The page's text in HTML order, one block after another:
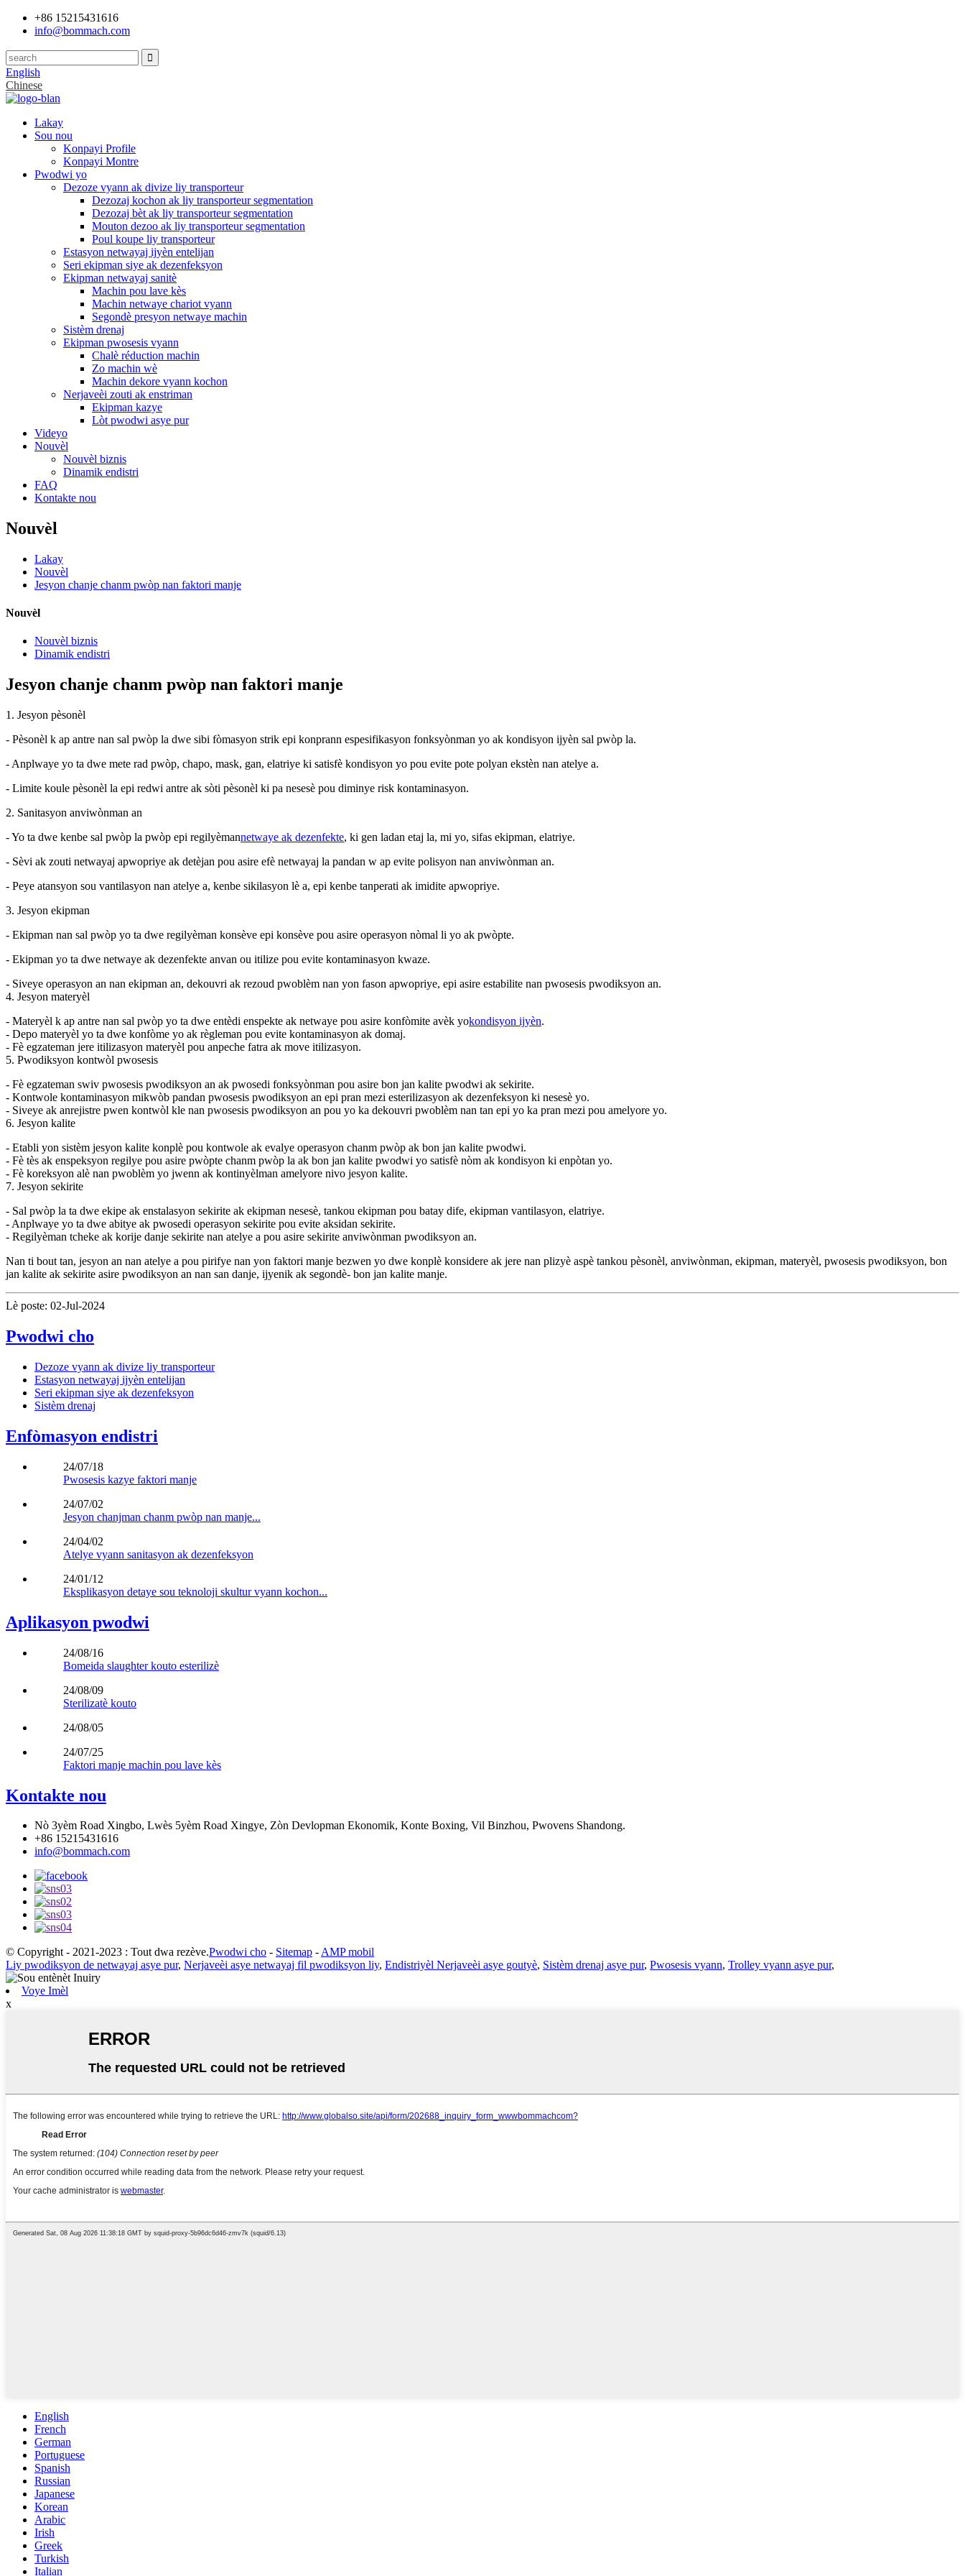
+86 15215431616
info@bommach.com
English
Chinese
Lakay
Sou nou
Konpayi Profile
Konpayi Montre
Pwodwi yo
Dezoze vyann ak divize liy transporteur
Dezozaj kochon ak liy transporteur segmentation
Dezozaj bèt ak liy transporteur segmentation
Mouton dezoo ak liy transporteur segmentation
Poul koupe liy transporteur
Estasyon netwayaj ijyèn entelijan
Seri ekipman siye ak dezenfeksyon
Ekipman netwayaj sanitè
Machin pou lave kès
Machin netwaye chariot vyann
Segondè presyon netwaye machin
Sistèm drenaj
Ekipman pwosesis vyann
Chalè réduction machin
Zo machin wè
Machin dekore vyann kochon
Nerjaveèi zouti ak enstriman
Ekipman kazye
Lòt pwodwi asye pur
Videyo
Nouvèl
Nouvèl biznis
Dinamik endistri
FAQ
Kontakte nou
Nouvèl
Lakay
Nouvèl
Jesyon chanje chanm pwòp nan faktori manje
Nouvèl
Nouvèl biznis
Dinamik endistri
Jesyon chanje chanm pwòp nan faktori manje
1. Jesyon pèsonèl
- Pèsonèl k ap antre nan sal pwòp la dwe sibi fòmasyon strik epi konprann espesifikasyon fonksyònman yo ak kondisyon ijyèn sal pwòp la.
- Anplwaye yo ta dwe mete rad pwòp, chapo, mask, gan, elatriye ki satisfè kondisyon yo pou evite pote polyan ekstèn nan atelye a.
- Limite koule pèsonèl la epi redwi antre ak sòti pèsonèl ki pa nesesè pou diminye risk kontaminasyon.
2. Sanitasyon anviwònman an
- Yo ta dwe kenbe sal pwòp la pwòp epi regilyèmannetwaye ak dezenfekte, ki gen ladan etaj la, mi yo, sifas ekipman, elatriye.
- Sèvi ak zouti netwayaj apwopriye ak detèjan pou asire efè netwayaj la pandan w ap evite polisyon nan anviwònman an.
- Peye atansyon sou vantilasyon nan atelye a, kenbe sikilasyon lè a, epi kenbe tanperati ak imidite apwopriye.
3. Jesyon ekipman
- Ekipman nan sal pwòp yo ta dwe regilyèman konsève epi konsève pou asire operasyon nòmal li yo ak pwòpte.
- Ekipman yo ta dwe netwaye ak dezenfekte anvan ou itilize pou evite kontaminasyon kwaze.
- Siveye operasyon an nan ekipman an, dekouvri ak rezoud pwoblèm nan yon fason apwopriye, epi asire estabilite nan pwosesis pwodiksyon an.
4. Jesyon materyèl
- Materyèl k ap antre nan sal pwòp yo ta dwe entèdi enspekte ak netwaye pou asire konfòmite avèk yokondisyon ijyèn.
- Depo materyèl yo ta dwe konfòme yo ak règleman pou evite kontaminasyon ak domaj.
- Fè egzateman jere itilizasyon materyèl pou anpeche fatra ak move itilizasyon.
5. Pwodiksyon kontwòl pwosesis
- Fè egzateman swiv pwosesis pwodiksyon an ak pwosedi fonksyònman pou asire bon jan kalite pwodwi ak sekirite.
- Kontwole kontaminasyon mikwòb pandan pwosesis pwodiksyon an epi pran mezi esterilizasyon ak dezenfeksyon ki nesesè yo.
- Siveye ak anrejistre pwen kontwòl kle nan pwosesis pwodiksyon an pou yo ka dekouvri pwoblèm nan tan epi yo ka pran mezi pou amelyore yo.
6. Jesyon kalite
- Etabli yon sistèm jesyon kalite konplè pou kontwole ak evalye operasyon chanm pwòp ak bon jan kalite pwodwi.
- Fè tès ak enspeksyon regilye pou asire pwòpte chanm pwòp la ak bon jan kalite pwodwi yo satisfè nòm ak kondisyon ki enpòtan yo.
- Fè koreksyon alè nan pwoblèm yo jwenn ak kontinyèlman amelyore nivo jesyon kalite.
7. Jesyon sekirite
- Sal pwòp la ta dwe ekipe ak enstalasyon sekirite ak ekipman nesesè, tankou ekipman pou batay dife, ekipman vantilasyon, elatriye.
- Anplwaye yo ta dwe abitye ak pwosedi operasyon sekirite pou evite aksidan sekirite.
- Regilyèman tcheke ak korije danje sekirite nan atelye a pou asire sekirite anviwònman pwodiksyon an.
Nan ti bout tan, jesyon an nan atelye a pou pirifye nan yon faktori manje bezwen yo dwe konplè konsidere ak jere nan plizyè aspè tankou pèsonèl, anviwònman, ekipman, materyèl, pwosesis pwodiksyon, bon
jan kalite ak sekirite asire pwodiksyon an nan san danje, ijyenik ak segondè- bon jan kalite manje.
Lè poste: 02-Jul-2024
Pwodwi cho
Dezoze vyann ak divize liy transporteur
Estasyon netwayaj ijyèn entelijan
Seri ekipman siye ak dezenfeksyon
Sistèm drenaj
Enfòmasyon endistri
24/07/18
Pwosesis kazye faktori manje
24/07/02
Jesyon chanjman chanm pwòp nan manje...
24/04/02
Atelye vyann sanitasyon ak dezenfeksyon
24/01/12
Eksplikasyon detaye sou teknoloji skultur vyann kochon...
Aplikasyon pwodwi
24/08/16
Bomeida slaughter kouto esterilizè
24/08/09
Sterilizatè kouto
24/08/05
24/07/25
Faktori manje machin pou lave kès
Kontakte nou
Nò 3yèm Road Xingbo, Lwès 5yèm Road Xingye, Zòn Devlopman Ekonomik, Konte Boxing, Vil Binzhou, Pwovens Shandong.
+86 15215431616
info@bommach.com
© Copyright - 2021-2023 : Tout dwa rezève.Pwodwi cho - Sitemap -AMP mobil
Liy pwodiksyon de netwayaj asye pur, Nerjaveèi asye netwayaj fil pwodiksyon liy, Endistriyèl Nerjaveèi asye goutyè, Sistèm drenaj asye pur, Pwosesis vyann, Trolley vyann asye pur,
Voye Imèl
x
English
French
German
Portuguese
Spanish
Russian
Japanese
Korean
Arabic
Irish
Greek
Turkish
Italian